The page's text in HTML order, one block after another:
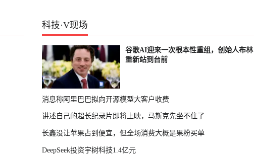
科技·V现场
谷歌AI迎来一次根本性重组，创始人布林
重新站到台前
消息称阿里巴巴拟向开源模型大客户收费
讲述自己的超长纪录片即将上映，马斯克先坐不住了
长鑫没让苹果占到便宜，但全场消费大概是果粉买单
DeepSeek投资宇树科技1.4亿元